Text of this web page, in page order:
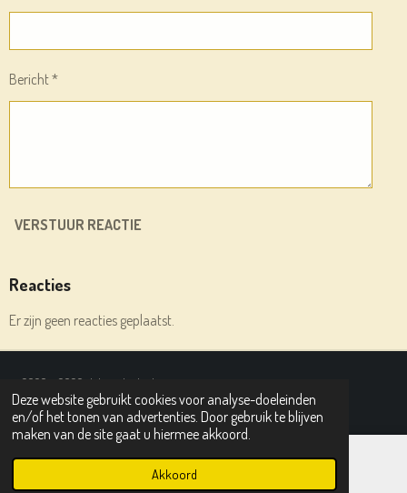
Deze website gebruikt cookies voor analyse-doeleinden
en/of het tonen van advertenties. Door gebruik te blijven
maken van de site gaat u hiermee akkoord.
Akkoord
Bericht *
VERSTUUR REACTIE
Reacties
Er zijn geen reacties geplaatst.
© 2020 - 2026 deleesplank.nl
Powered byJouwWeb